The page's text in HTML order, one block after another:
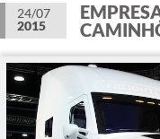
24/07
2015